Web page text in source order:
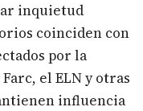
inquietud
coinciden con
por la
el ELN y otras
influencia